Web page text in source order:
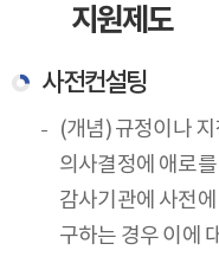
지원제도
사전컨설팅
(개념) 규정이나
의사결정에 애로
감사기관에 사전
구하는 경우 이에